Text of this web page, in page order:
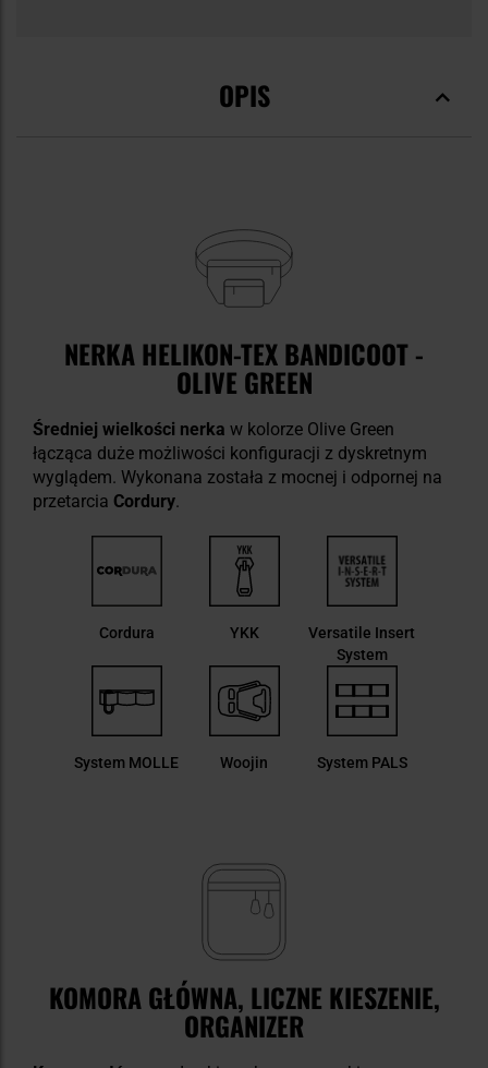
OPIS
NERKA HELIKON-TEX BANDICOOT -
OLIVE GREEN
Średniej wielkości nerka w kolorze Olive Green
łącząca duże możliwości konfiguracji z dyskretnym
wyglądem. Wykonana została z mocnej i odpornej na
przetarcia Cordury.
Cordura YKK
Versatile Insert
System
System MOLLE Woojin System PALS
KOMORA GŁÓWNA, LICZNE KIESZENIE,
ORGANIZER